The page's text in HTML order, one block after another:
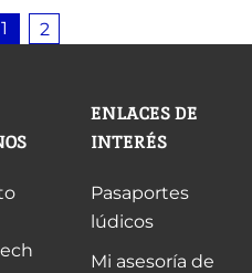
1 2
ENLACES DE
INTERÉS
Pasaportes
lúdicos
Mi asesoría de